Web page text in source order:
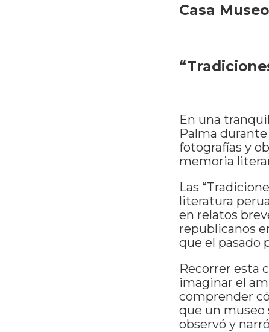
Casa
En una
Palma
fotografías y
memoria
Las
literatura
en relatos
republicanos
que el pasado
Recorrer esta
imaginar el
comprender
que un museo
observó y